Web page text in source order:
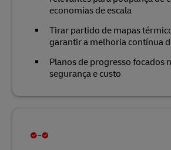
economias de escala
Tirar partido de mapas
garantir a melhoria contínua
Planos de progresso focados
segurança e custo